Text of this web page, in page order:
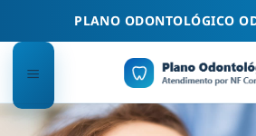
PLANO ODONTOLÓGICO